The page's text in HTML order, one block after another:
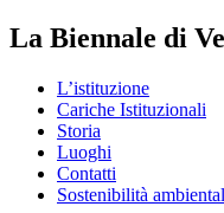
La Biennale di
L’istituzione
Cariche Istituzionali
Storia
Luoghi
Contatti
Sostenibilità